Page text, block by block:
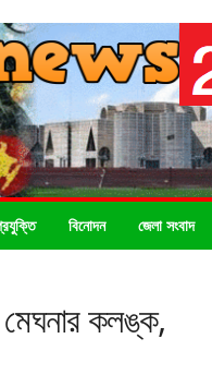
বিনোদন জেলা সংবাদ
মেঘনার কলঙ্ক,